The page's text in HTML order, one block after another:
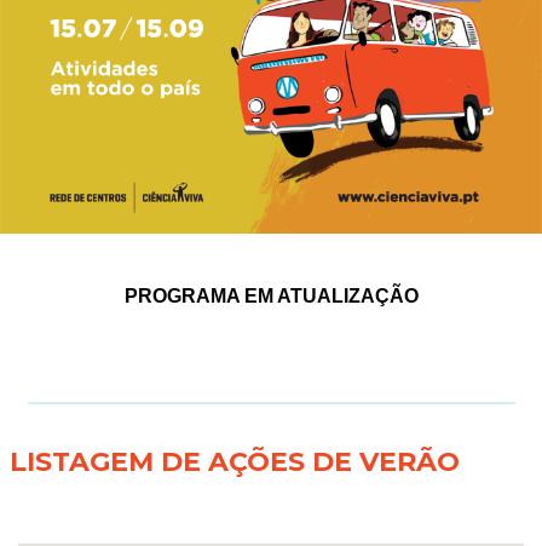
PROGRAMA EM ATUALIZAÇÃO
LISTAGEM DE AÇÕES DE VERÃO